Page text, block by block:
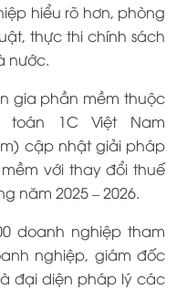
hiểu rõ hơn, phòng
thực thi chính sách
nước.
gia phần mềm thuộc
1C Việt Nam
cập nhật giải pháp
với thay đổi thuế
năm 2025 – 2026.
doanh nghiệp tham
nghiệp, giám đốc
đại diện pháp lý các